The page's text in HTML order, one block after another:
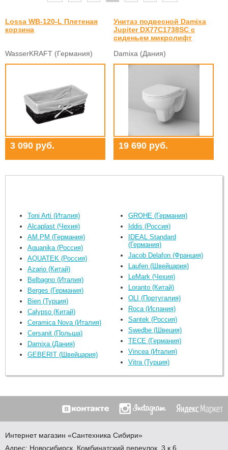
Lossa WB-120-L Плетеная
корзина
WasserKRAFT (Германия)
3 090 руб.
Унитаз подвесной Damixa
Jupiter DX77C1738SC с
сиденьем микролифт
Damixa (Дания)
19 690 руб.
Toni Arti (Италия)
Alcaplast (Чехия)
AM.PM (Германия)
Aquanika (Россия)
AQUATEK (Россия)
Azario (Китай)
Belbagno (Италия)
Berges (Германия)
Bien (Турция)
Calypso (Китай)
Ceramica Nova (Италия)
Cersanit (Польша)
Damixa (Дания)
GEBERIT (Швейцария)
GROHE (Германия)
Iddis (Россия)
IDEAL Standard
(Германия)
Jacob Delafon (Франция)
Laufen (Швейцария)
LeMark (Чехия)
Loranto (Китай)
OLI (Португалия)
Roca (Испания)
Santek (Россия)
Swedbe (Швеция)
TECE (Германия)
Vincea (Италия)
Vitra (Турция)
Интернет магазин «Сантехника Сибири»
Адрес: Новосибирск Комбинатский переулок, 3 к.6